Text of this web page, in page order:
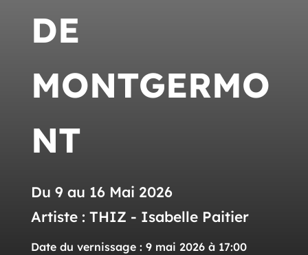
DE
MONTGERMO
NT
Du 9 au 16 Mai 2026
Artiste : THIZ - Isabelle Paitier
Date du vernissage : 9 mai 2026 à 17:00